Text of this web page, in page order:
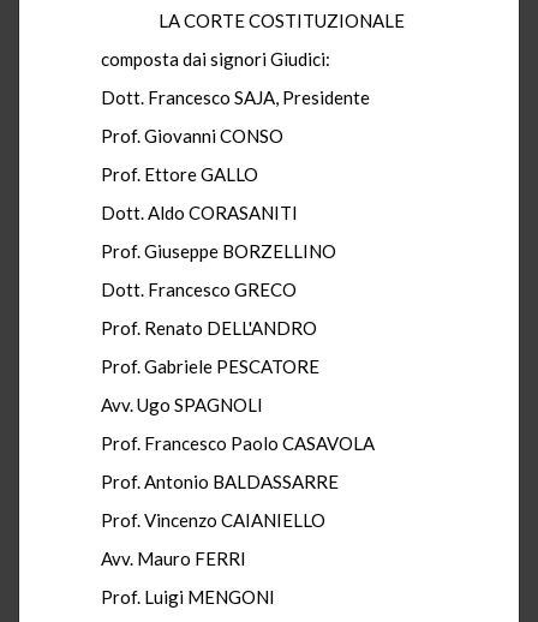
LA CORTE COSTITUZIONALE
composta dai signori Giudici:
Dott. Francesco SAJA, Presidente
Prof. Giovanni CONSO
Prof. Ettore GALLO
Dott. Aldo CORASANITI
Prof. Giuseppe BORZELLINO
Dott. Francesco GRECO
Prof. Renato DELL'ANDRO
Prof. Gabriele PESCATORE
Avv. Ugo SPAGNOLI
Prof. Francesco Paolo CASAVOLA
Prof. Antonio BALDASSARRE
Prof. Vincenzo CAIANIELLO
Avv. Mauro FERRI
Prof. Luigi MENGONI